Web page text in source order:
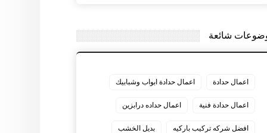
شائعة
اعمال حدادة اعمال حدادة ابواب وشبابيك
اعمال حدادة فنية اعمال حداده درابزين
افضل شركه تركيب باركيه بديل الخشب